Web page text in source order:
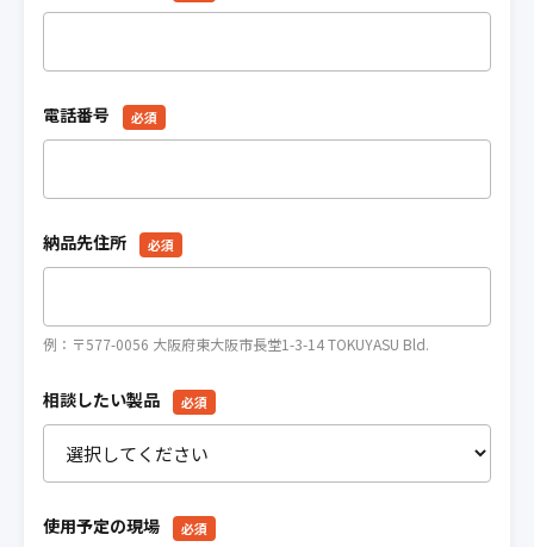
電話番号 必須
納品先住所 必須
例：〒577-0056 大阪府東大阪市長堂1-3-14 TOKUYASU Bld.
相談したい製品 必須
使用予定の現場 必須